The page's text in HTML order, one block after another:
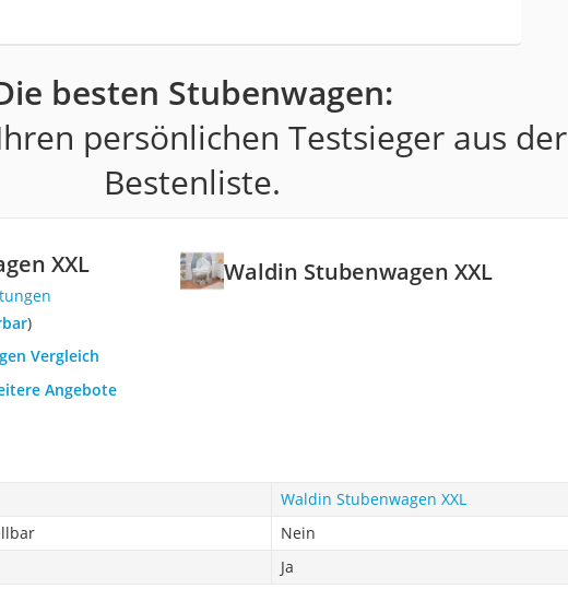
besten Stubenwagen:
persönlichen Testsieger aus der
Bestenliste.
Waldin Stubenwagen XXL
XXL
)
Vergleich
Angebote
Waldin Stubenwagen XXL
Nein
Ja